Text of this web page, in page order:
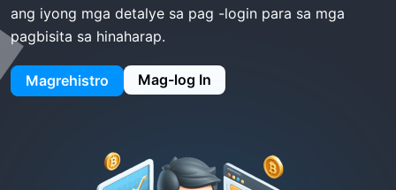
ang iyong mga detalye sa pag -login para sa mga
pagbisita sa hinaharap.
Magrehistro Mag-log In